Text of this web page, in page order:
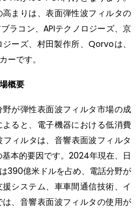
まりは、表面弾性波フィルタの
ラコン、APIテクノロジーズ、京
ーズ、村田製作所、Qorvoは、
ーです。
概要
が弾性表面波フィルタ市場の成
ると、電子機器における低消費
ィルタは、音響表面波フィルタ
本的要因です。2024年現在、日
390億米ドルを占め、電話分野が
システム、車車間通信技術、イ
、音響表面波フィルタの使用が